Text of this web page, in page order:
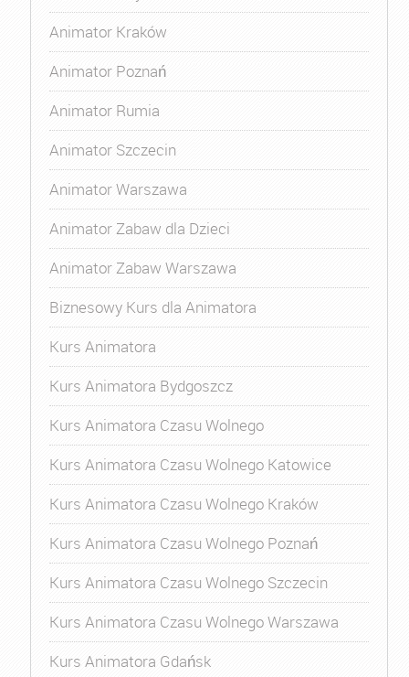
Animator Kraków
Animator Poznań
Animator Rumia
Animator Szczecin
Animator Warszawa
Animator Zabaw dla Dzieci
Animator Zabaw Warszawa
Biznesowy Kurs dla Animatora
Kurs Animatora
Kurs Animatora Bydgoszcz
Kurs Animatora Czasu Wolnego
Kurs Animatora Czasu Wolnego Katowice
Kurs Animatora Czasu Wolnego Kraków
Kurs Animatora Czasu Wolnego Poznań
Kurs Animatora Czasu Wolnego Szczecin
Kurs Animatora Czasu Wolnego Warszawa
Kurs Animatora Gdańsk